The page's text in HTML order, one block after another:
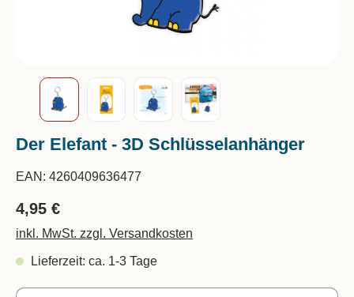
Der Elefant - 3D Schlüsselanhänger
EAN: 4260409636477
4,95 €
inkl. MwSt. zzgl. Versandkosten
Lieferzeit: ca. 1-3 Tage